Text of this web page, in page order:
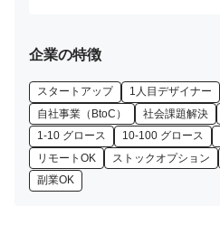
企業の特徴
スタートアップ 1人目デザイナー
自社事業（BtoC）
社会課題解決
1-10 グロース
10-100 グロース
リモートOK
ストックオプション
副業OK